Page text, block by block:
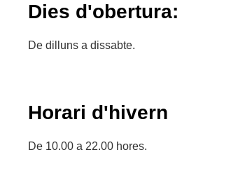
Dies d'obertura:
De dilluns a dissabte.
Horari d'hivern
De 10.00 a 22.00 hores.